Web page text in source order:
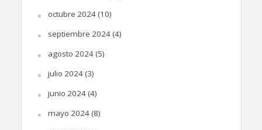
octubre 2024(10)
septiembre 2024(4)
agosto 2024(5)
julio 2024(3)
junio 2024(4)
mayo 2024(8)